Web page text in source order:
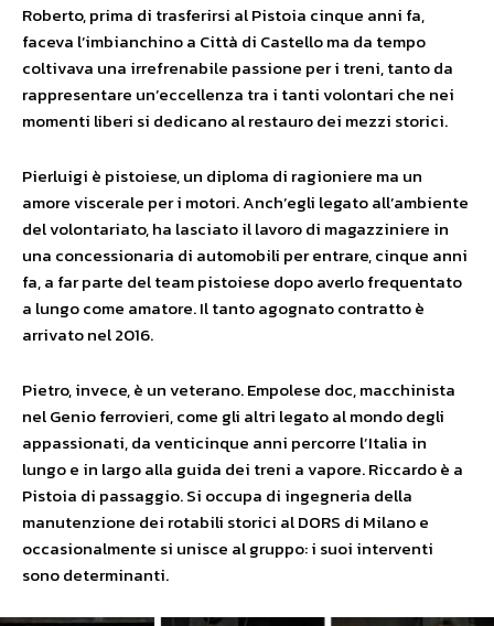
Roberto, prima di trasferirsi al Pistoia cinque anni fa,
faceva l’imbianchino a Città di Castello ma da tempo
coltivava una irrefrenabile passione per i treni, tanto da
rappresentare un’eccellenza tra i tanti volontari che nei
momenti liberi si dedicano al restauro dei mezzi storici.
Pierluigi è pistoiese, un diploma di ragioniere ma un
amore viscerale per i motori. Anch’egli legato all’ambiente
del volontariato, ha lasciato il lavoro di magazziniere in
una concessionaria di automobili per entrare, cinque anni
fa, a far parte del team pistoiese dopo averlo frequentato
a lungo come amatore. Il tanto agognato contratto è
arrivato nel 2016.
Pietro, invece, è un veterano. Empolese doc, macchinista
nel Genio ferrovieri, come gli altri legato al mondo degli
appassionati, da venticinque anni percorre l’Italia in
lungo e in largo alla guida dei treni a vapore. Riccardo è a
Pistoia di passaggio. Si occupa di ingegneria della
manutenzione dei rotabili storici al DORS di Milano e
occasionalmente si unisce al gruppo: i suoi interventi
sono determinanti.